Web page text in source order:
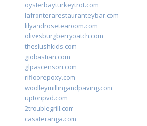
oysterbayturkeytrot.com
lafronterarestauranteybar.com
lilyandrosetearoom.com
olivesburgberrypatch.com
theslushkids.com
giobastian.com
glpascensori.com
rifloorepoxy.com
woolleymillingandpaving.com
uptonpvd.com
2troublegrill.com
casateranga.com